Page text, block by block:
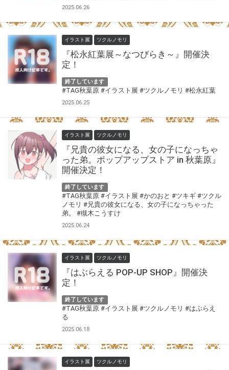
2025.06.26
イラスト展 ツクルノモリ
『松永紅葉展～なつびらき～』開催決
定！
終了しています
#TAG秋葉原 #イラスト展 #ツクルノモリ #松永紅葉
2025.06.25
イラスト展 ツクルノモリ
『兄貴の彼女になる、女の子になっちゃ
った弟。ポップアップストア in 秋葉原』
開催決定！
終了しています
#TAG秋葉原 #イラスト展 #かのおと #ツキギ #ツクル
ノモリ #兄貴の彼女になる、女の子になっちゃった
弟。
#槻木こうすけ
2025.06.24
イラスト展 ツクルノモリ
『はぶらえる POP-UP SHOP』開催決
定！
終了しています
#TAG秋葉原 #イラスト展 #ツクルノモリ #はぶらえ
る
2025.06.18
イラスト展 ツクルノモリ